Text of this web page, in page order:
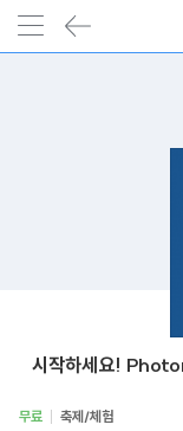
시작하세요!
무료 축제/체험